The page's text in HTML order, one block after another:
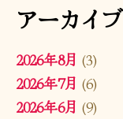
アーカイブ
2026年8月 (3)
2026年7月 (6)
2026年6月 (9)